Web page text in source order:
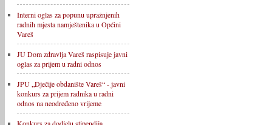
Interni oglas za popunu upražnjenih
radnih mjesta namještenika u Općini
Vareš
JU Dom zdravlja Vareš raspisuje javni
oglas za prijem u radni odnos
JPU „Dječije obdanište Vareš“ - javni
konkurs za prijem radnika u radni
odnos na neodređeno vrijeme